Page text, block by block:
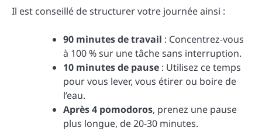
Il est conseillé de structurer votre journée ainsi :
90 minutes de travail : Concentrez-vous
à 100 % sur une tâche sans interruption.
10 minutes de pause : Utilisez ce temps
pour vous lever, vous étirer ou boire de
l’eau.
Après 4 pomodoros, prenez une pause
plus longue, de 20-30 minutes.